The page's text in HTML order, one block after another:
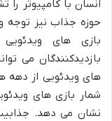
انسان با کامپیوتر
حوزه جذاب نیز توجه
بازی های
بازدیدکنندگان می
شمار بازی های
نشان می دهد.